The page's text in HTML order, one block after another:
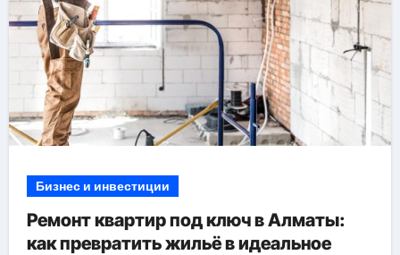
Бизнес и инвестиции
Ремонт квартир под ключ в Алматы:
как превратить жильё в идеальное